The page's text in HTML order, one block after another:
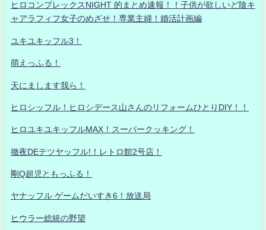
ヒロコンプレックスNIGHT 的まとめ速報！！子供が欲しいど陰キ
ャアラフィフ女子のめざせ！専業主婦！婚活計画編
ユキユキッフル3！
萌えっふる！
天にまします我ら！
ヒロシッフル！ヒロシデース山さんのリフォームひとりDIY！！
ヒロユキユキッフルMAX！スーパークッキング！
徹夜DEテツヤッフル!！レトロ館2号店！
剛Q超児ともっふる！
ヤナッフル ゲームだいすき6！放送局
ヒウラー総統の野望